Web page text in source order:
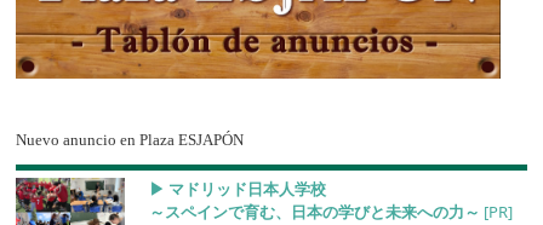
Nuevo anuncio en Plaza ESJAPÓN
▶︎ マドリッド日本人学校
～スペインで育む、日本の学びと未来への力～ [PR]